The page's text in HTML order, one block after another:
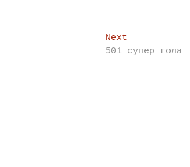
NextNext
post:
501 супер гола